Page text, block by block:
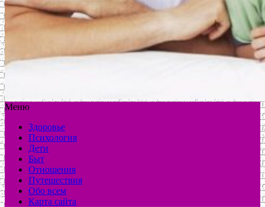
Меню
Здоровье
Психология
Дети
Быт
Отношения
Путешествия
Обо всем
Карта сайта